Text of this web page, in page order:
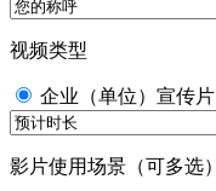
视频类型
企业（单位）宣传片
影片使用场景（可多选）